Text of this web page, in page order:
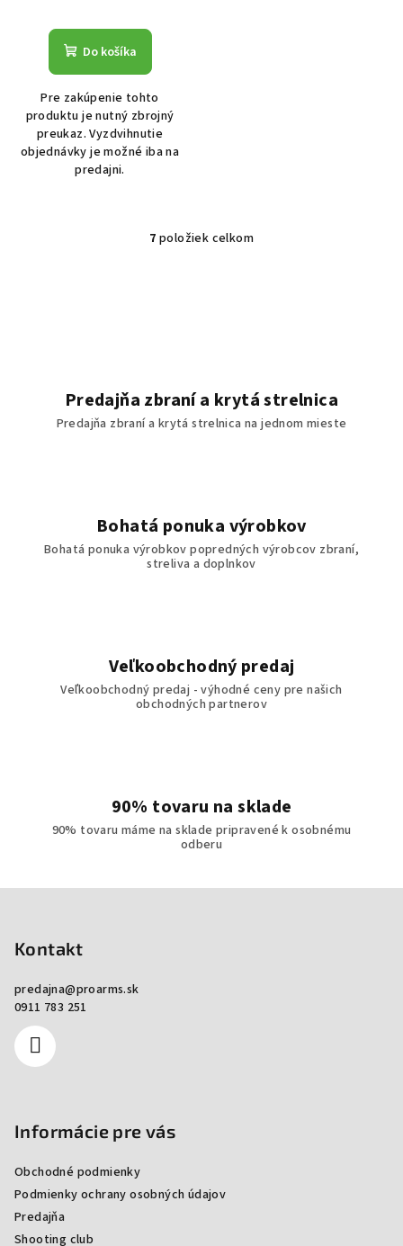
Do košíka
Pre zakúpenie tohto
produktu je nutný zbrojný
preukaz. Vyzdvihnutie
objednávky je možné iba na
predajni.
Ovládacie prvky výpisu
7 položiek celkom
Predajňa zbraní a krytá strelnica
Predajňa zbraní a krytá strelnica na jednom mieste
Bohatá ponuka výrobkov
Bohatá ponuka výrobkov popredných výrobcov zbraní,
streliva a doplnkov
Veľkoobchodný predaj
Veľkoobchodný predaj - výhodné ceny pre našich
obchodných partnerov
90% tovaru na sklade
90% tovaru máme na sklade pripravené k osobnému
odberu
Kontakt
predajna@proarms.sk
0911 783 251
Informácie pre vás
Obchodné podmienky
Podmienky ochrany osobných údajov
Predajňa
Shooting club